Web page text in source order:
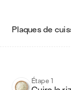
plaques de
Étape 1